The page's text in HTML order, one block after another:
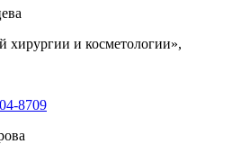
хирургии и косметологии»,
8709